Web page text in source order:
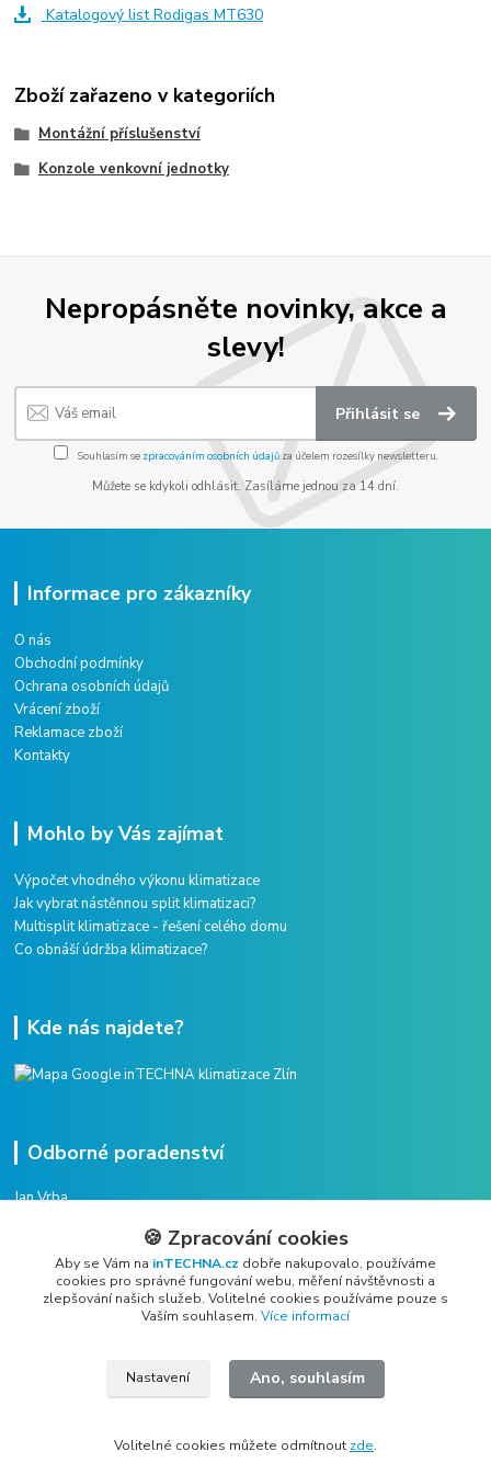
Katalogový list Rodigas MT630
Zboží zařazeno v kategoriích
Montážní příslušenství
Konzole venkovní jednotky
Nepropásněte novinky, akce a
slevy!
Přihlásit se
Souhlasím se zpracováním osobních údajůza účelem rozesílky newsletteru.
Můžete se kdykoli odhlásit. Zasíláme jednou za 14 dní.
Informace pro zákazníky
O nás
Obchodní podmínky
Ochrana osobních údajů
Vrácení zboží
Reklamace zboží
Kontakty
Mohlo by Vás zajímat
Výpočet vhodného výkonu klimatizace
Jak vybrat nástěnnou split klimatizaci?
Multisplit klimatizace - řešení celého domu
Co obnáší údržba klimatizace?
Kde nás najdete?
Odborné poradenství
Jan Vrba
vrba@intechna.cz
All rights reserved Copyright © 2019 - 2026 inTECHNA s.r.o.
🍪 Zpracování cookies
Aby se Vám na inTECHNA.cz dobře nakupovalo, používáme
cookies pro správné fungování webu, měření návštěvnosti a
zlepšování našich služeb. Volitelné cookies používáme pouze s
Vaším souhlasem. Více informací
Nastavení Ano, souhlasím
Volitelné cookies můžete odmítnout zde.